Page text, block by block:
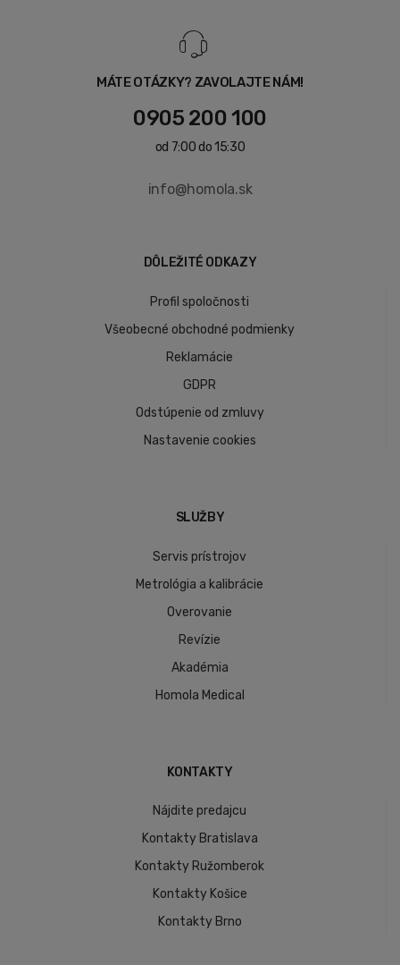
MÁTE OTÁZKY? ZAVOLAJTE NÁM!
0905 200 100
od 7:00 do 15:30
info@homola.sk
DÔLEŽITÉ ODKAZY
Profil spoločnosti
Všeobecné obchodné podmienky
Reklamácie
GDPR
Odstúpenie od zmluvy
Nastavenie cookies
SLUŽBY
Servis prístrojov
Metrológia a kalibrácie
Overovanie
Revízie
Akadémia
Homola Medical
KONTAKTY
Nájdite predajcu
Kontakty Bratislava
Kontakty Ružomberok
Kontakty Košice
Kontakty Brno